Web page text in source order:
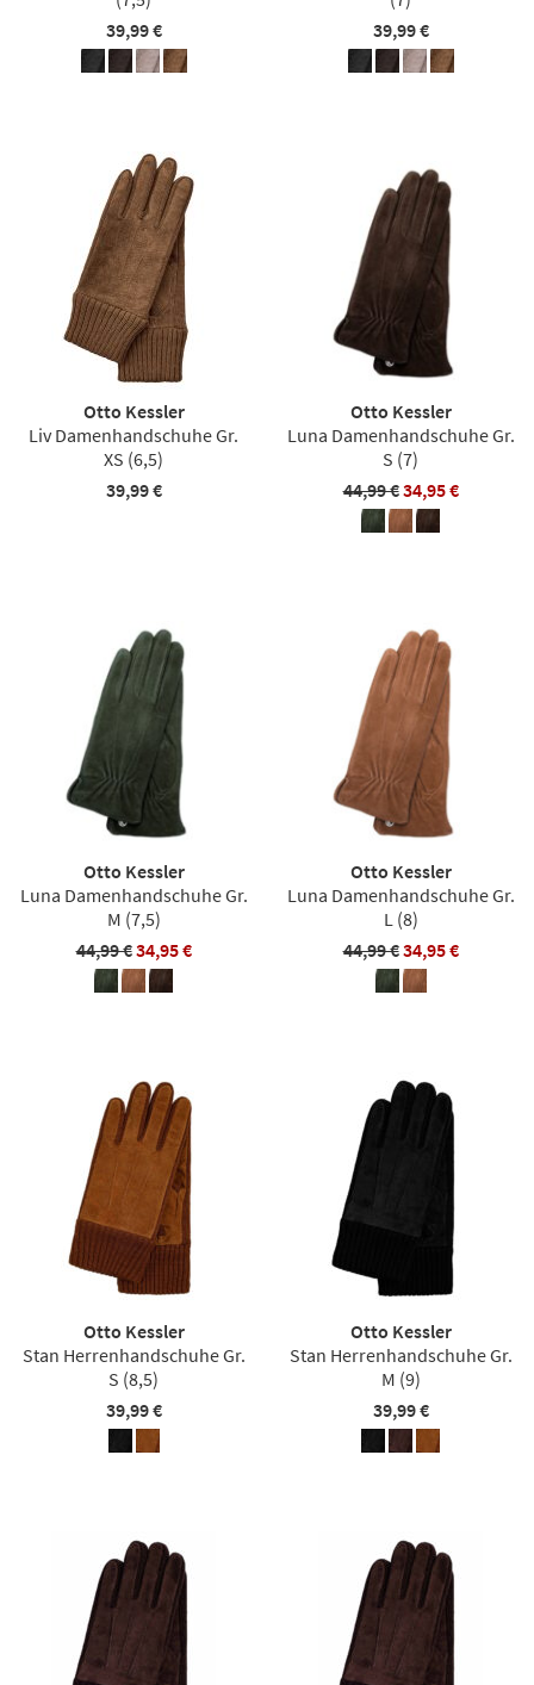
39,99 €
39,99 €
Otto Kessler
Liv Damenhandschuhe Gr.
XS (6,5)
39,99 €
Otto Kessler
Luna Damenhandschuhe Gr.
S (7)
44,99 €34,95 €
Otto Kessler
Luna Damenhandschuhe Gr.
M (7,5)
44,99 €34,95 €
Otto Kessler
Luna Damenhandschuhe Gr.
L (8)
44,99 €34,95 €
Otto Kessler
Stan Herrenhandschuhe Gr.
S (8,5)
39,99 €
Otto Kessler
Stan Herrenhandschuhe Gr.
M (9)
39,99 €